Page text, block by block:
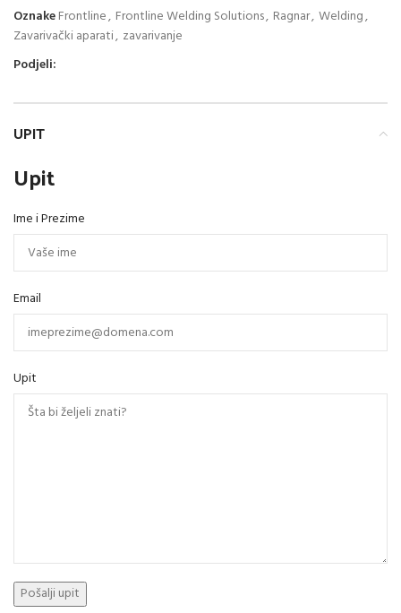
OznakeFrontline, Frontline Welding Solutions, Ragnar, Welding,
Zavarivački aparati, zavarivanje
Podjeli:
UPIT
Upit
Ime i Prezime
Email
Upit